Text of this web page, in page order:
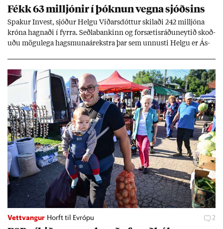
Fékk 63 millj­ón­ir í þókn­un vegna sjóðs­ins
Spak­ur In­vest, sjóð­ur Helgu Við­ars­dótt­ur skil­aði 242 millj­óna
króna hagn­aði í fyrra. Seðla­bank­inn og for­sæt­is­ráðu­neyt­ið skoð­
uðu mögu­lega hags­muna­árekstra þar sem unnusti Helgu er Ás­
Vettvangur Horft til Evrópu 2